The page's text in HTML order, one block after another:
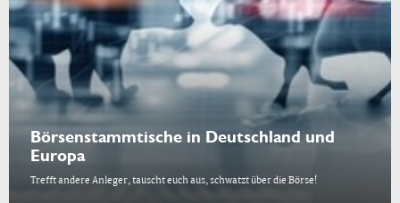
Börsenstammtische in Deutschland und
Europa
Trefft andere Anleger, tauscht euch aus, schwatzt über die Börse!